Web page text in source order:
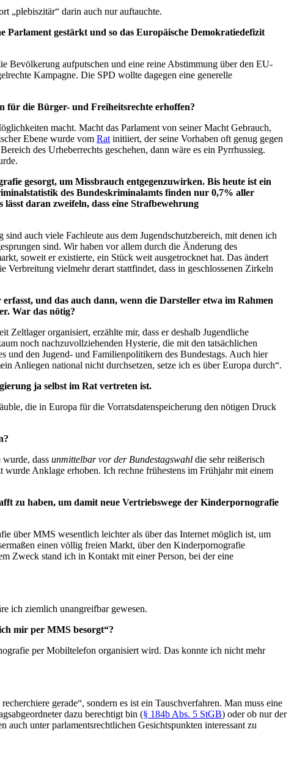
„plebiszitär“ darin auch nur auftauchte.
Parlament gestärkt und so das Europäische Demokratiedefizit
Bevölkerung aufputschen und eine reine Abstimmung über den EU-
Kampagne. Die SPD wollte dagegen eine generelle
für die Bürger- und Freiheitsrechte erhoffen?
macht. Macht das Parlament von seiner Macht Gebrauch,
Ebene wurde vom Rat initiiert, der seine Vorhaben oft genug gegen
des Urheberrechts geschehen, dann wäre es ein Pyrrhussieg.
gesorgt, um Missbrauch entgegenzuwirken. Bis heute ist ein
des Bundeskriminalamts finden nur 0,7% aller
lässt daran zweifeln, dass eine Strafbewehrung
auch viele Fachleute aus dem Jugendschutzbereich, mit denen ich
sind. Wir haben vor allem durch die Änderung des
soweit er existierte, ein Stück weit ausgetrocknet hat. Das ändert
vielmehr derart stattfindet, dass in geschlossenen Zirkeln
und das auch dann, wenn die Darsteller etwa im Rahmen
War das nötig?
Zeltlager organisiert, erzählte mir, dass er deshalb Jugendliche
noch nachzuvollziehenden Hysterie, die mit den tatsächlichen
und den Jugend- und Familienpolitikern des Bundestags. Auch hier
Anliegen national nicht durchsetzen, setze ich es über Europa durch“.
ja selbst im Rat vertreten ist.
die in Europa für die Vorratsdatenspeicherung den nötigen Druck
dass unmittelbar vor der Bundestagswahl die sehr reißerisch
Anklage erhoben. Ich rechne frühestens im Frühjahr mit einem
zu haben, um damit neue Vertriebswege der Kinderpornografie
über MMS wesentlich leichter als über das Internet möglich ist, um
einen völlig freien Markt, über den Kinderpornografie
Zweck stand ich in Kontakt mit einer Person, bei der eine
ich ziemlich unangreifbar gewesen.
mir per MMS besorgt“?
per Mobiltelefon organisiert wird. Das konnte ich nicht mehr
gerade“, sondern es ist ein Tauschverfahren. Man muss eine
dazu berechtigt bin (§ 184b Abs. 5 StGB) oder ob nur der
unter parlamentsrechtlichen Gesichtspunkten interessant zu